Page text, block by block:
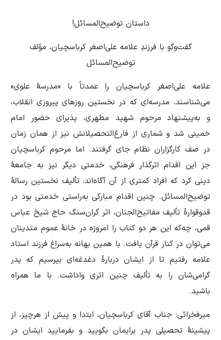
داستان توضیح‌المسائل!
گفت‌وگو با فرزندِ علامه علی‌اصغر کرباسچیان، مؤلف
توضیح‌المسائل
علامه علی‌اصغر کرباسچیان را عمدتاً با «مدرسۀ علوی»
می‌شناسند، مدرسه‌ای که در نخستین روزهای پیروزی انقلاب،
و به‌پیشنهاد مرحوم شهید مطهری، پذیرای حضور امام
خمینی شد و شماری از فارغ‌التحصیلانش نیز از همان زمان
در صف کارگزاران نظام جای گرفتند. اما مرحوم کرباسچیان
جز این اقدام اثرگذار فرهنگی، خدمتی دیگر نیز به جامعۀ
دینی کرد که افراد کمتری از آن آگاه‌اند: تألیف نخستین رسالۀ
توضیح‌المسائل. چنین اقدام مبارکی به‌راستی خدمتی بود در
قدوقوارۀ تألیف مفاتیح‌الجنان، اثر گران‌سنگ حاج شیخ عباس
قمی، چه‌که این هر دو کتاب را امروزه در خانۀ عموم متدینان
می‌توان در کنار قرآن یافت. با همین بهانه به‌سراغ فرزند استاد
علامه رفتیم تا از ایشان دربارۀ دغدغه‌ای بپرسیم که پدر
گرامی‌شان را به تألیف چنین اثری واداشت. با ما همراه
باشید.
میرفخرائی: جناب آقای کرباسچیان، ابتدا و پیش از هرچیز، از
پیشینۀ تحصیلی پدر برایمان بگویید و بفرمایید ایشان در